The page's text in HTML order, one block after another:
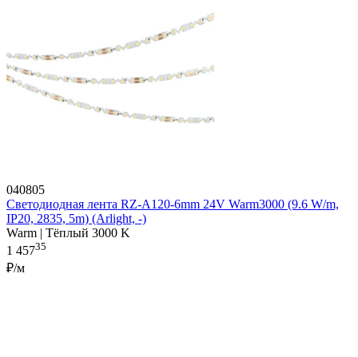
040805
Светодиодная лента RZ-A120-6mm 24V Warm3000 (9.6 W/m,
IP20, 2835, 5m) (Arlight, -)
Warm | Тёплый 3000 K
1 45735
₽/м